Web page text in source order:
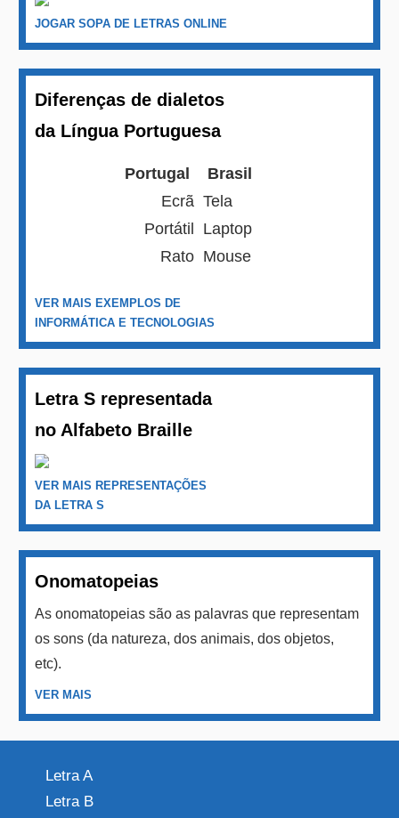
JOGAR SOPA DE LETRAS ONLINE
Diferenças de dialetos
da Língua Portuguesa
Portugal
Brasil
Ecrã Tela
Portátil
Laptop
Rato Mouse
VER MAIS EXEMPLOS DE
INFORMÁTICA E TECNOLOGIAS
Letra S representada
no Alfabeto Braille
VER MAIS REPRESENTAÇÕES
DA LETRA S
Onomatopeias
As onomatopeias são as palavras que representam
os sons (da natureza, dos animais, dos objetos,
etc).
VER MAIS
Letra A
Letra B